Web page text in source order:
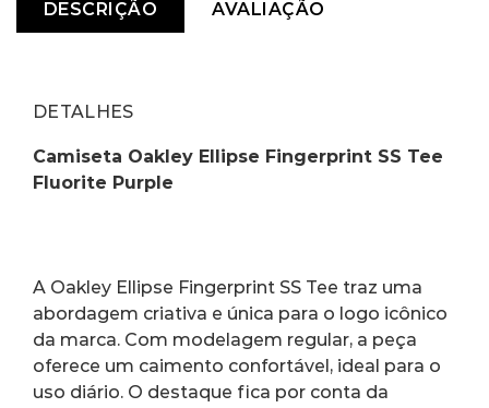
DESCRIÇÃO AVALIAÇÃO
DETALHES
Camiseta Oakley Ellipse Fingerprint SS Tee
Fluorite Purple
A Oakley Ellipse Fingerprint SS Tee traz uma
abordagem criativa e única para o logo icônico
da marca. Com modelagem regular, a peça
oferece um caimento confortável, ideal para o
uso diário. O destaque fica por conta da